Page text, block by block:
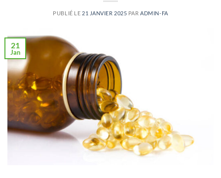
PUBLIÉ LE 21 JANVIER 2025 PAR ADMIN-FA
21
Jan